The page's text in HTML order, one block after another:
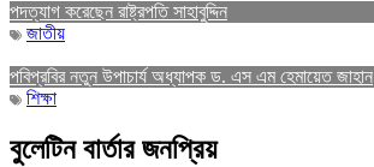
পদত্যাগ করেছেন রাষ্ট্রপতি সাহাবুদ্দিন
জাতীয়
পবিপ্রবির নতুন উপাচার্য অধ্যাপক ড. এস এম হেমায়েত জাহান
শিক্ষা
বুলেটিন বার্তার জনপ্রিয়